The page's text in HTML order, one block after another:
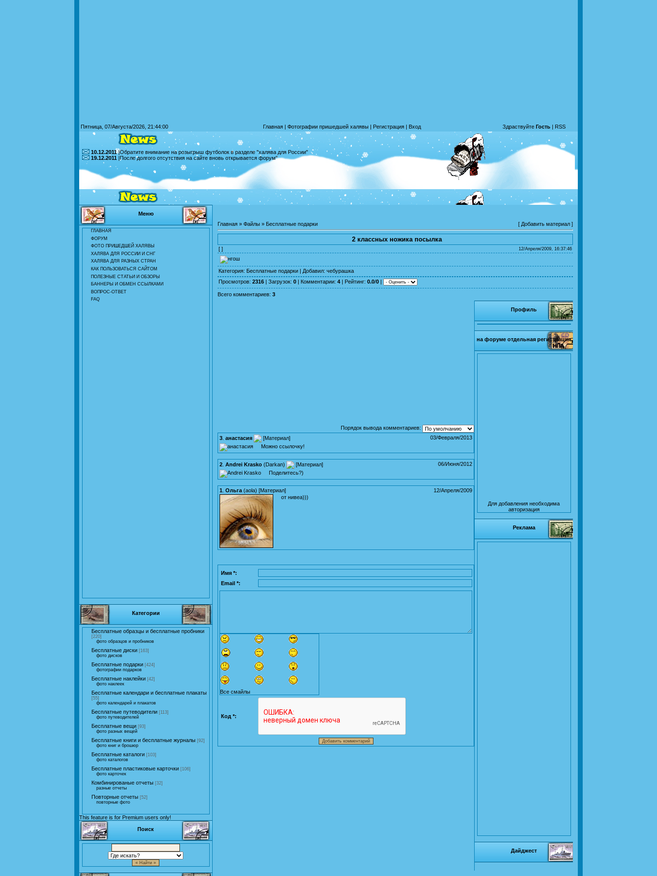
Пятница, 07/Августа/2026, 21:44:00 Главная | Фотографии пришедшей халявы | Регистрация | Вход Здраствуйте Гость | RSS
10.12.2011|Обратите внимание на розыгрыш футболок в разделе "халява для России"
19.12.2011 |После долгого отсутствия на сайте вновь открывается форум"
Меню
ГЛАВНАЯ
ФОРУМ
ФОТО ПРИШЕДШЕЙ ХАЛЯВЫ
ХАЛЯВА ДЛЯ РОССИИ И СНГ
ХАЛЯВА ДЛЯ РАЗНЫХ СТРАН
КАК ПОЛЬЗОВАТЬСЯ САЙТОМ
ПОЛЕЗНЫЕ СТАТЬИ И ОБЗОРЫ
БАННЕРЫ И ОБМЕН ССЫЛКАМИ
ВОПРОС-ОТВЕТ
FAQ
Категории
Бесплатные образцы и бесплатные пробники
[220]
фото образцов и пробников
Бесплатные диски [163]
фото дисков
Бесплатные подарки [424]
фотографии подарков
Бесплатные наклейки [42]
фото наклеек
Бесплатные календари и бесплатные плакаты
[55]
фото календарей и плакатов
Бесплатные путеводители [113]
фото путеводителей
Бесплатные вещи [93]
фото разных вещей
Бесплатные книги и бесплатные журналы [92]
фото книг и брошюр
Бесплатные каталоги [103]
фото каталогов
Бесплатные пластиковые карточки [106]
фото карточек
Комбинированые отчеты [32]
разные отчеты
Повторные отчеты [52]
повторные фото
This feature is for Premium users only!
Поиск
Главная » Файлы » Бесплатные подарки [ Добавить материал ]
2 классных ножика посылка
[ ] 12/Апреля/2009, 16:37:46
Категория: Бесплатные подарки | Добавил: чебурашка
Просмотров: 2316 | Загрузок: 0 | Комментарии: 4 | Рейтинг: 0.0/0 |
Всего комментариев: 3
Порядок вывода комментариев:
03/Февраля/2013
3 анастасия [Материал]
Можно ссылочку!
06/Июня/2012
2 Andrei Krasko (Darkan) [Материал]
Поделитесь?)
12/Апреля/2009
1 Ольга (aola) [Материал]
от нивеа)))
Имя *:
Email *:
Все смайлы
Код *:
Профиль
на форуме отдельная регистрация
Для добавления необходима
авторизация
Реклама
Дайджест